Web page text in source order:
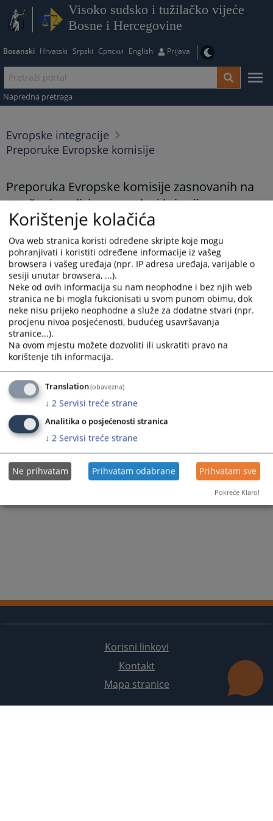
Visoko sudsko i tužilačko vijeće
Bosne i Hercegovine
Bosanski Hrvatski Srpski Српски English Prijava
Napredna pretraga
Evropske integracije
Preporuke Evropske komisije
Preporuka Evropske komisije zasnovanih na
stručnoj analizi postupaka i kriterija za
imenovanje sudija i tužilaca u Bosni i
Hercegovini
Prikazana vijest je na: Bosanski jezik
Vijest dostupna još na: English language
3333PREGLEDA
Korisni linkovi
Kontakt
Mapa stranice
Korištenje kolačića
Ova web stranica koristi određene skripte koje mogu
pohranjivati i koristiti određene informacije iz vašeg
browsera i vašeg uređaja (npr. IP adresa uređaja, varijable o
sesiji unutar browsera, ...).
Neke od ovih informacija su nam neophodne i bez njih web
stranica ne bi mogla fukcionisati u svom punom obimu, dok
neke nisu prijeko neophodne a služe za dodatne stvari (npr.
procjenu nivoa posjećenosti, budućeg usavršavanja
stranice...).
Na ovom mjestu možete dozvoliti ili uskratiti pravo na
korištenje tih informacija.
Translation(obavezna)
↓ 2 Servisi treće strane
Analitika o posjećenosti stranica
↓ 2 Servisi treće strane
Ne prihvatam Prihvatam odabrane Prihvatam sve
Pokreće Klaro!